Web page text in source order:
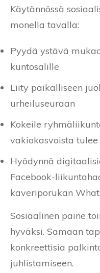
Käytännössä
monella tavalla:
Pyydä ystävä
kuntosalille
Liity paikalliseen
urheiluseuraan
Kokeile
vakiokasvoista
Hyödynnä
Facebook-
kaveriporukan
Sosiaalinen paine
hyväksi. Samaan
konkreettisia
juhlistamiseen.